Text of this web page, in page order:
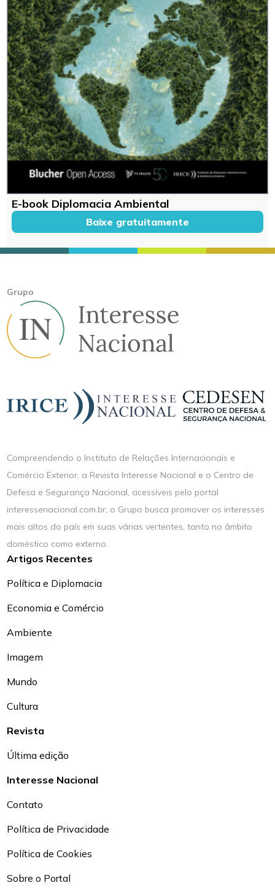
E-book Diplomacia Ambiental
Baixe gratuitamente
Grupo
Compreendendo o Instituto de Relações Internacionais e
Comércio Exterior, a Revista Interesse Nacional e o Centro de
Defesa e Segurança Nacional, acessíveis pelo portal
interessenacional.com.br, o Grupo busca promover os interesses
mais altos do país em suas várias vertentes, tanto no âmbito
doméstico como externo.
Artigos Recentes
Política e Diplomacia
Economia e Comércio
Ambiente
Imagem
Mundo
Cultura
Revista
Última edição
Interesse Nacional
Contato
Política de Privacidade
Política de Cookies
Sobre o Portal